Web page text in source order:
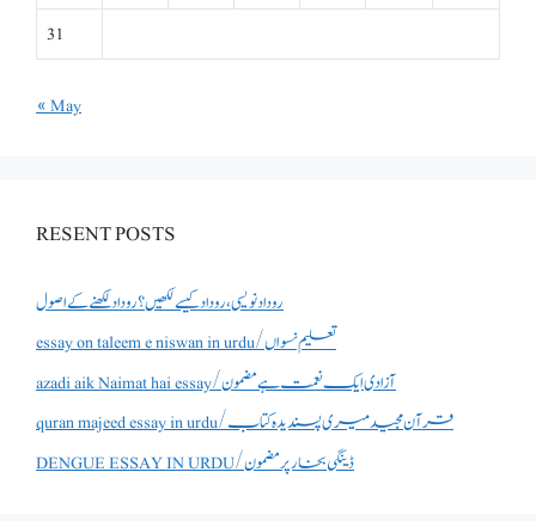
31
« May
RESENT POSTS
روداد نویسی ،روداد کیسے لکھیں؟ روداد لکھنے کے اصول
essay on taleem e niswan in urdu/تعلیم نسواں
azadi aik Naimat hai essay/آزادی ایک نعمت ہے مضمون
quran majeed essay in urdu/قرآن مجید میری پسندیدہ کتاب
DENGUE ESSAY IN URDU/ڈینگی بخار پر مضمون